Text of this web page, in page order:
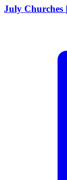
July Churches